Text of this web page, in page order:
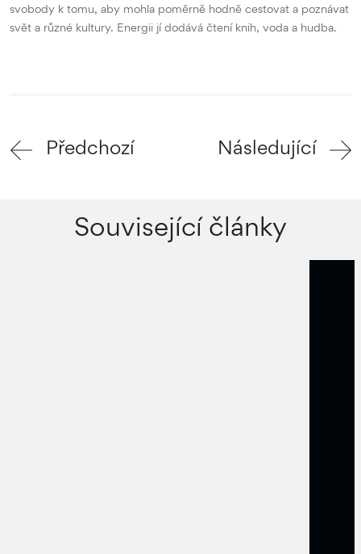
svobody k tomu, aby mohla poměrně hodně cestovat a poznávat
svět a různé kultury. Energii jí dodává čtení knih, voda a hudba.
Předchozí Následující
Související články